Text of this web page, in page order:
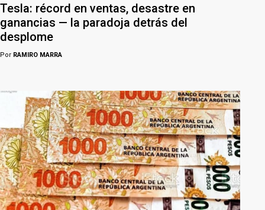
Tesla: récord en ventas, desastre en
ganancias — la paradoja detrás del
desplome
Por RAMIRO MARRA